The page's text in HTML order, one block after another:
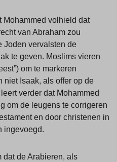
Mohammed volhield dat
van Abraham zou
Joden vervalsten de
te geven. Moslims vieren
om te markeren
niet Isaak, als offer op de
verder dat Mohammed
om de leugens te corrigeren
en door christenen in
ingevoegd.
de Arabieren, als